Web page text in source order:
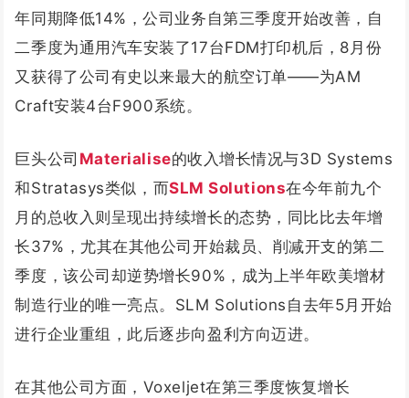
年同期降低14%，公司业务自第三季度开始改善，自
二季度为通用汽车安装了17台FDM打印机后，8月份
又获得了公司有史以来最大的航空订单——为AM
Craft安装4台F900系统。
巨头公司 Materialise的收入增长情况与3D Systems
和Stratasys类似，而SLM Solutions在今年前九个
月的总收入则呈现出持续增长的态势，同比比去年增
长37%，尤其在其他公司开始裁员、削减开支的第二
季度，该公司却逆势增长90%，成为上半年欧美增材
制造行业的唯一亮点。SLM Solutions自去年5月开始
进行企业重组，此后逐步向盈利方向迈进。
在其他公司方面，Voxeljet在第三季度恢复增长